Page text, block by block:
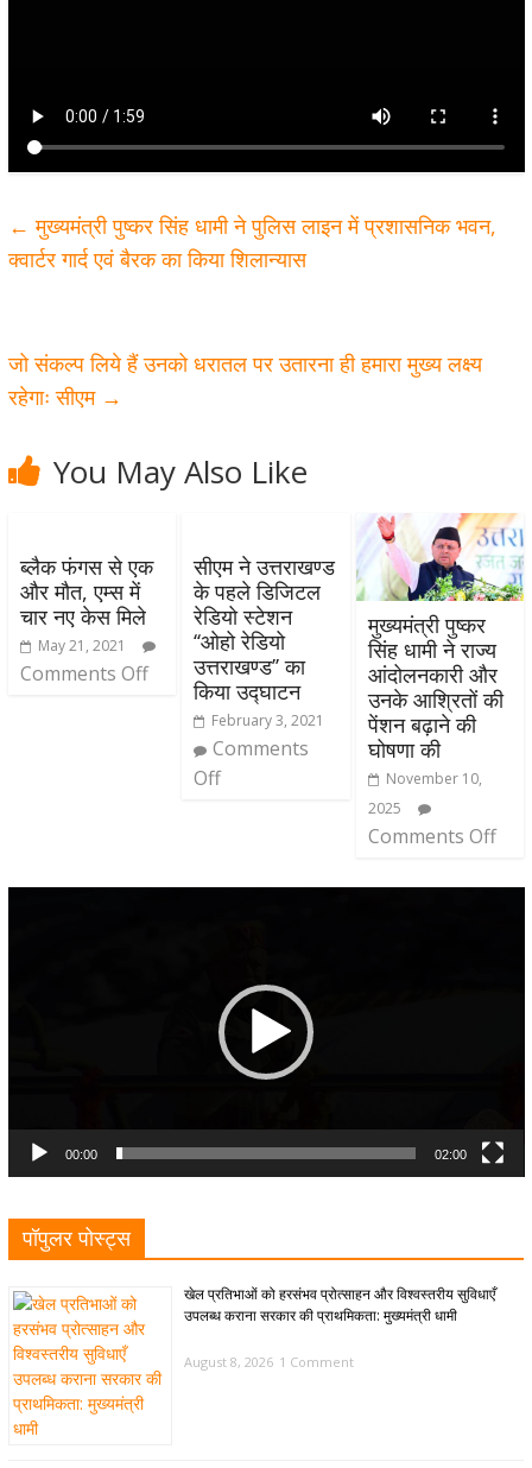
← मुख्यमंत्री पुष्कर सिंह धामी ने पुलिस लाइन में प्रशासनिक भवन,
क्वार्टर गार्द एवं बैरक का किया शिलान्यास
जो संकल्प लिये हैं उनको धरातल पर उतारना ही हमारा मुख्य लक्ष्य
रहेगाः सीएम →
You May Also Like
ब्लैक फंगस से एक
और मौत, एम्स में
चार नए केस मिले
May 21, 2021
Comments Off
सीएम ने उत्तराखण्ड
के पहले डिजिटल
रेडियो स्टेशन
‘‘ओहो रेडियो
उत्तराखण्ड’’ का
किया उद्घाटन
February 3, 2021
Comments
Off
मुख्यमंत्री पुष्कर
सिंह धामी ने राज्य
आंदोलनकारी और
उनके आश्रितों की
पेंशन बढ़ाने की
घोषणा की
November 10,
2025
Comments Off
00:00 02:00
पॉपुलर पोस्ट्स
खेल प्रतिभाओं को हरसंभव प्रोत्साहन और विश्वस्तरीय सुविधाएँ
उपलब्ध कराना सरकार की प्राथमिकता: मुख्यमंत्री धामी
August 8, 2026 1 Comment